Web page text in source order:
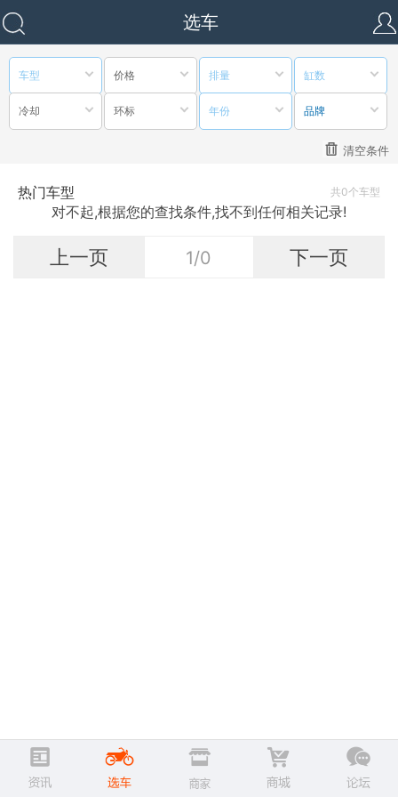
选车
车型 价格 排量 缸数
冷却 环标 年份 品牌
清空条件
热门车型 共0个车型
对不起,根据您的查找条件,找不到任何相关记录!
上一页 1/0 下一页